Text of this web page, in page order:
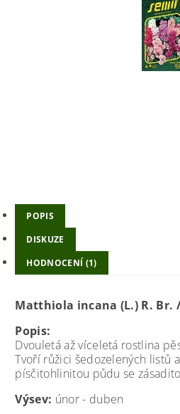
POPIS
DISKUZE
HODNOCENÍ (1)
Matthiola incana (L.) R. Br.
Popis:
Dvouletá až víceletá rostlina
Tvoří růžici šedozelených listů
písčitohlinitou půdu se
Výsev: únor - duben